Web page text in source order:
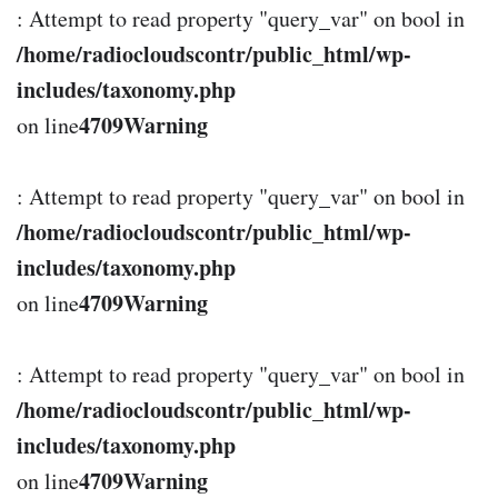
: Attempt to read property "query_var" on bool in
/home/radiocloudscontr/public_html/wp-
includes/taxonomy.php
on line4709Warning
: Attempt to read property "query_var" on bool in
/home/radiocloudscontr/public_html/wp-
includes/taxonomy.php
on line4709Warning
: Attempt to read property "query_var" on bool in
/home/radiocloudscontr/public_html/wp-
includes/taxonomy.php
on line4709Warning